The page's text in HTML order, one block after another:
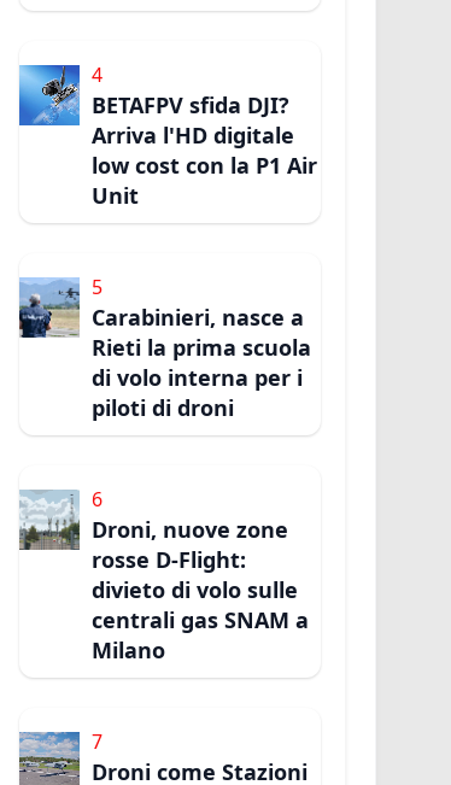
4
BETAFPV sfida DJI?
Arriva l'HD digitale
low cost con la P1 Air
Unit
5
Carabinieri, nasce a
Rieti la prima scuola
di volo interna per i
piloti di droni
6
Droni, nuove zone
rosse D-Flight:
divieto di volo sulle
centrali gas SNAM a
Milano
7
Droni come Stazioni